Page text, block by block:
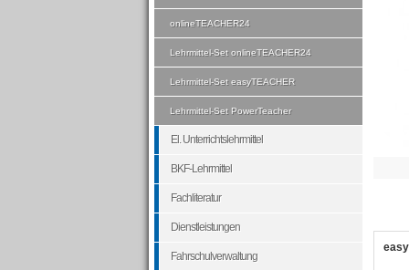
onlineTEACHER24
Lehrmittel-Set onlineTEACHER24
Lehrmittel-Set easyTEACHER
Lehrmittel-Set PowerTeacher
El. Unterrichtslehrmittel
BKF-Lehrmittel
Fachliteratur
Dienstleistungen
Fahrschulverwaltung